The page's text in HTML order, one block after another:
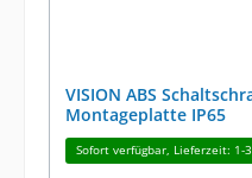
VISION ABS
Montageplatte IP65
Sofort verfügbar, Lieferzeit: 1-